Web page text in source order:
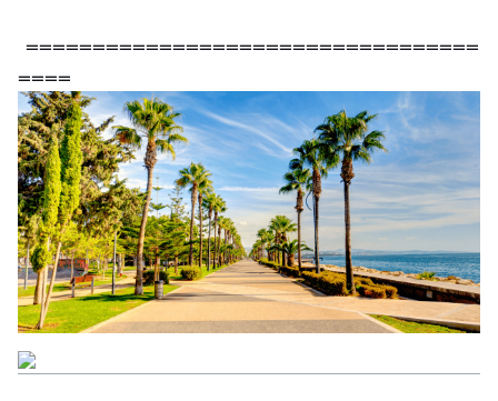
==================================
====